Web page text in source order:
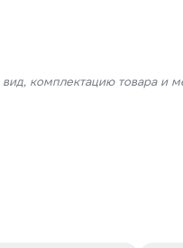
комплектацию товара и